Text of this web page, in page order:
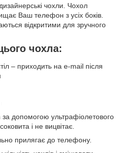
чохли. Чохол
Ваш телефон з усіх боків.
відкритими для зручного
чохла:
– приходить на e-mail після
допомогою ультрафіолетового
і не вицвітає.
прилягає до телефону.